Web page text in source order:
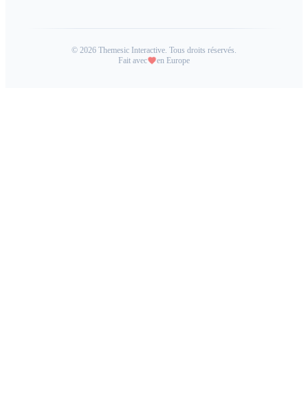
© 2026 Themesic Interactive. Tous droits réservés.
Fait avec
en Europe